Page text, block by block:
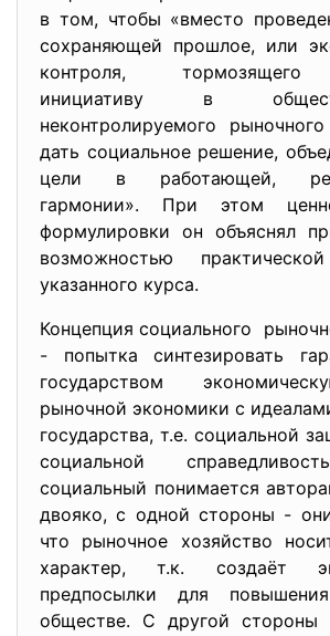
в том, чтобы «вместо
сохраняющей прошлое, или
контроля, тормозящего
инициативу в
неконтролируемого
дать социальное решение,
цели в работающей,
гармонии». При этом
формулировки он объяснял
возможностью
указанного курса.
Концепция социального
- попытка синтезировать
государством
рыночной экономики с
государства, т.е. социальной
социальной
социальный понимается
двояко, с одной стороны -
что рыночное хозяйство
характер, т.к. создаёт
предпосылки для
обществе. С другой стороны